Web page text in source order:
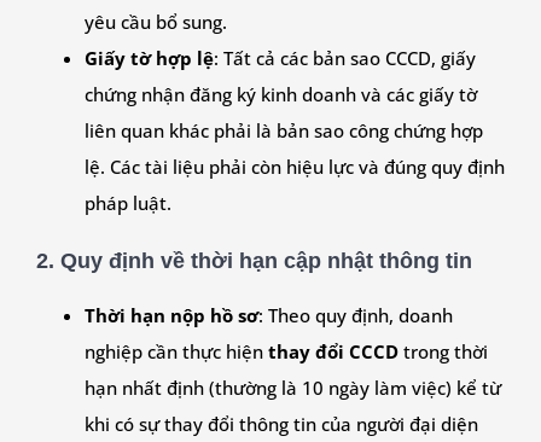
yêu cầu bổ sung.
Giấy tờ hợp lệ: Tất cả các bản sao CCCD, giấy
chứng nhận đăng ký kinh doanh và các giấy tờ
liên quan khác phải là bản sao công chứng hợp
lệ. Các tài liệu phải còn hiệu lực và đúng quy định
pháp luật.
2. Quy định về thời hạn cập nhật thông tin
Thời hạn nộp hồ sơ: Theo quy định, doanh
nghiệp cần thực hiện thay đổi CCCD trong thời
hạn nhất định (thường là 10 ngày làm việc) kể từ
khi có sự thay đổi thông tin của người đại diện